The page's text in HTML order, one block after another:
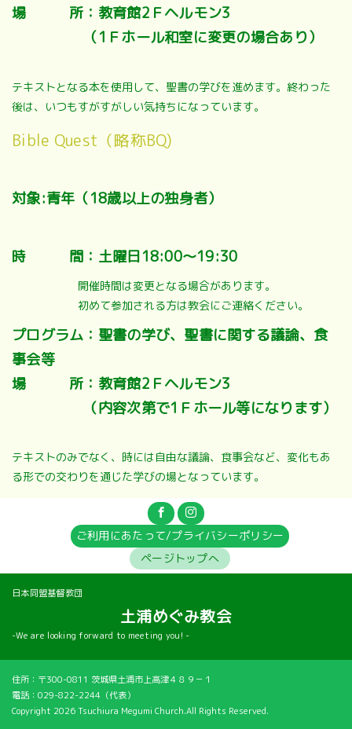
場 所：教育館2Ｆヘルモン3
（1Ｆホール和室に変更の場合あり）
テキストとなる本を使用して、聖書の学びを進めます。終わった
後は、いつもすがすがしい気持ちになっています。
Bible Quest（略称BQ)
対象:青年（18歳以上の独身者）
時 間：土曜日18:00～19:30
開催時間は変更となる場合があります。
初めて参加される方は教会にご連絡ください。
プログラム：聖書の学び、聖書に関する議論、食
事会等
場 所：教育館2Ｆヘルモン3
（内容次第で1Ｆホール等になります）
テキストのみでなく、時には自由な議論、食事会など、変化もあ
る形での交わりを通じた学びの場となっています。
ご利用にあたって/プライバシーポリシー
ページトップへ
日本同盟基督教団
土浦めぐみ教会
-We are looking forward to meeting you! -
住所：〒300-0811 茨城県土浦市上高津４８９－１
電話：029-822-2244（代表）
Copyright 2026 Tsuchiura Megumi Church.All Rights Reserved.